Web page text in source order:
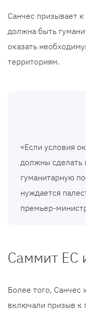
Санчес призывает
должна быть
оказать
территориям.
«Если условия
должны сделать
гуманитарную
нуждается
премьер-
Саммит ЕС
Более того, Санчес
включали призыв к